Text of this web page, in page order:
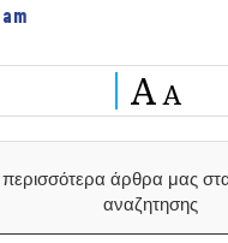
A A
περισσότερα άρθρα μας
αναζητησης